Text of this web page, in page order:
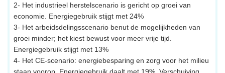
2- Het industrieel herstelscenario is gericht op groei van
economie. Energiegebruik stijgt met 24%
3- Het arbeidsdelingsscenario benut de mogelijkheden van
groei minder; het kiest bewust voor meer vrije tijd.
Energiegebruik stijgt met 13%
4- Het CE-scenario: energiebesparing en zorg voor het milieu